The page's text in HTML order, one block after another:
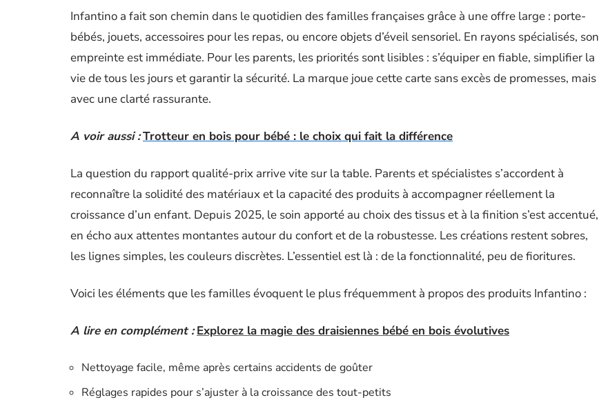
Infantino a fait son chemin dans le quotidien des familles françaises grâce à une offre large : porte-
bébés, jouets, accessoires pour les repas, ou encore objets d’éveil sensoriel. En rayons spécialisés, son
empreinte est immédiate. Pour les parents, les priorités sont lisibles : s’équiper en fiable, simplifier la
vie de tous les jours et garantir la sécurité. La marque joue cette carte sans excès de promesses, mais
avec une clarté rassurante.
A voir aussi :Trotteur en bois pour bébé : le choix qui fait la différence
La question du rapport qualité-prix arrive vite sur la table. Parents et spécialistes s’accordent à
reconnaître la solidité des matériaux et la capacité des produits à accompagner réellement la
croissance d’un enfant. Depuis 2025, le soin apporté au choix des tissus et à la finition s’est accentué,
en écho aux attentes montantes autour du confort et de la robustesse. Les créations restent sobres,
les lignes simples, les couleurs discrètes. L’essentiel est là : de la fonctionnalité, peu de fioritures.
Voici les éléments que les familles évoquent le plus fréquemment à propos des produits Infantino :
A lire en complément : Explorez la magie des draisiennes bébé en bois évolutives
Nettoyage facile, même après certains accidents de goûter
Réglages rapides pour s’ajuster à la croissance des tout-petits